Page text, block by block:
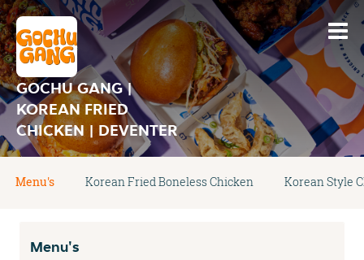
GOCHU GANG |
KOREAN FRIED
CHICKEN | DEVENTER
Menu's Korean Fried Boneless Chicken Korean Style
Menu's